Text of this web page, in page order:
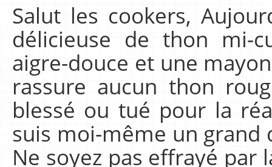
Salut les cookers,
délicieuse de thon mi-
aigre-douce et une
rassure aucun thon
blessé ou tué pour la
suis moi-même un grand
Ne soyez pas effrayé par